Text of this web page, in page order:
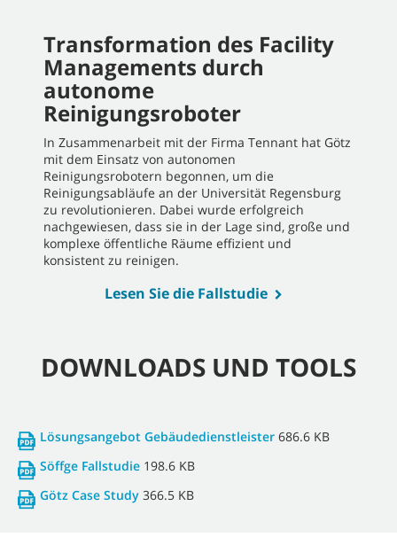
Transformation des Facility
Managements durch
autonome
Reinigungsroboter
In Zusammenarbeit mit der Firma Tennant hat Götz
mit dem Einsatz von autonomen
Reinigungsrobotern begonnen, um die
Reinigungsabläufe an der Universität Regensburg
zu revolutionieren. Dabei wurde erfolgreich
nachgewiesen, dass sie in der Lage sind, große und
komplexe öffentliche Räume effizient und
konsistent zu reinigen.
Lesen Sie die Fallstudie
DOWNLOADS UND TOOLS
Lösungsangebot Gebäudedienstleister 686.6 KB
Söffge Fallstudie 198.6 KB
Götz Case Study 366.5 KB